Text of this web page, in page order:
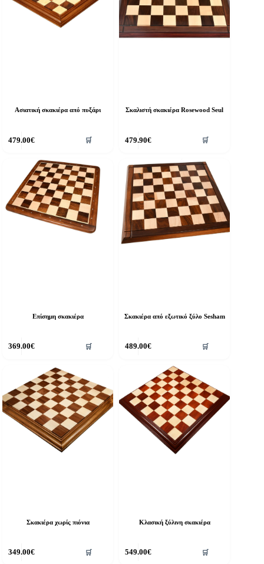
Ασιατική σκακιέρα από πυξάρι
479.00€ 🛒
Σκαλιστή σκακιέρα Rosewood Seul
479.90€ 🛒
Επίσημη σκακιέρα
369.00€ 🛒
Σκακιέρα από εξωτικό ξύλο Sesham
489.00€ 🛒
Σκακιέρα χωρίς πιόνια
349.00€ 🛒
Κλασική ξύλινη σκακιέρα
549.00€ 🛒